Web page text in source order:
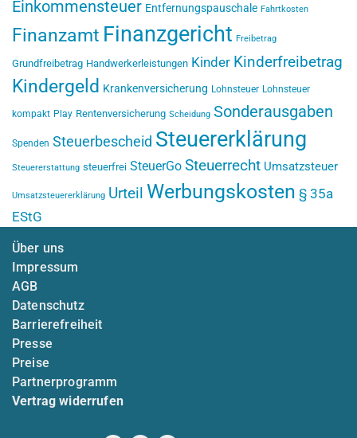
Einkommensteuer Entfernungspauschale Fahrtkosten
Finanzamt Finanzgericht Freibetrag
Grundfreibetrag Handwerkerleistungen Kinder Kinderfreibetrag
Kindergeld Krankenversicherung Lohnsteuer Lohnsteuer
kompakt Play Rentenversicherung Scheidung Sonderausgaben
Spenden Steuerbescheid Steuererklärung
Steuererstattung steuerfrei SteuerGo Steuerrecht Umsatzsteuer
Umsatzsteuererklärung Urteil Werbungskosten § 35a
EStG
Über uns
Impressum
AGB
Datenschutz
Barrierefreiheit
Presse
Preise
Partnerprogramm
Vertrag widerrufen